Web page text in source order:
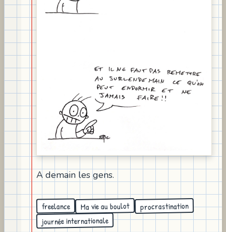
A demain les gens.
freelance Ma vie au boulot procrastination
journée internationale